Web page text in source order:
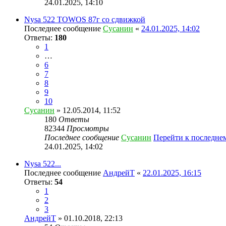
24.01.2025, 14:10
Nysa 522 TOWOS 87г со сдвижкой
Последнее сообщение Сусанин « 24.01.2025, 14:02
Ответы: 180
1
…
6
7
8
9
10
Сусанин » 12.05.2014, 11:52
180 Ответы
82344 Просмотры
Последнее сообщение Сусанин Перейти к
24.01.2025, 14:02
Nysa 522...
Последнее сообщение АндрейТ « 22.01.2025, 16:15
Ответы: 54
1
2
3
АндрейТ » 01.10.2018, 22:13